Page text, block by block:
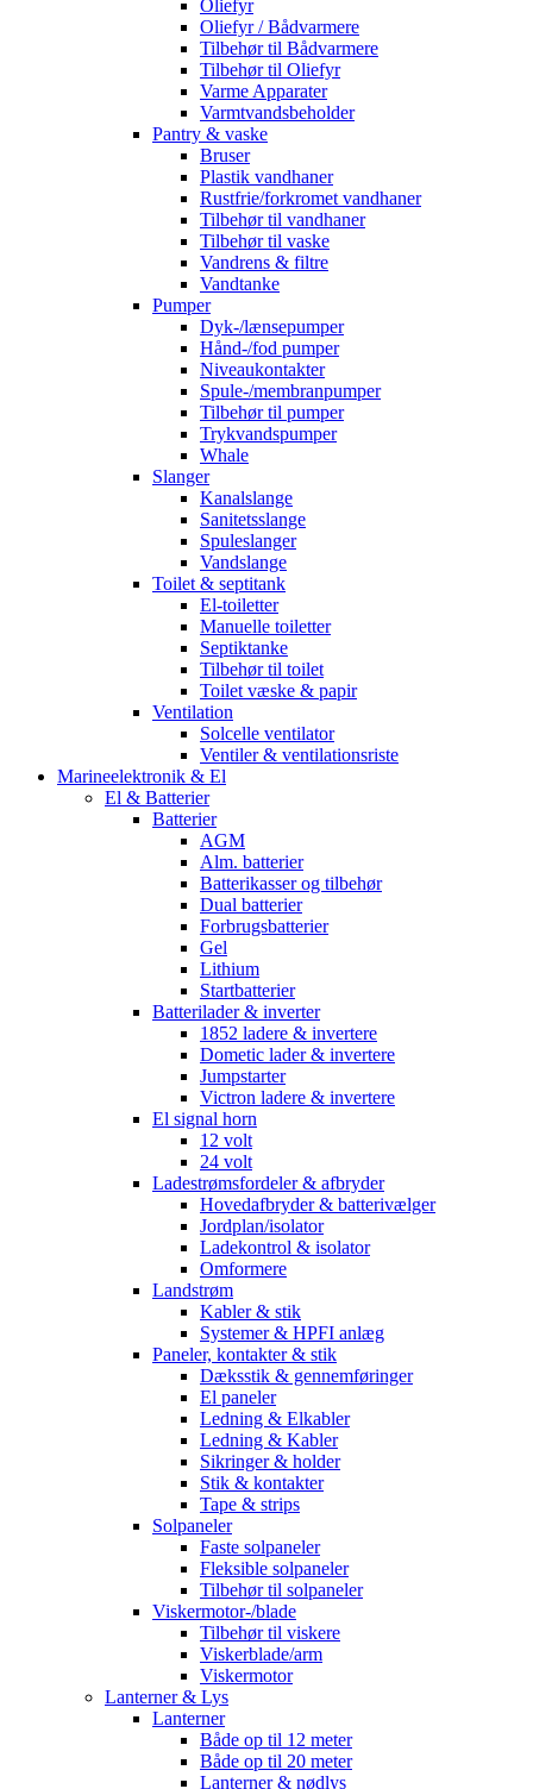
Oliefyr
Oliefyr / Bådvarmere
Tilbehør til Bådvarmere
Tilbehør til Oliefyr
Varme Apparater
Varmtvandsbeholder
Pantry & vaske
Bruser
Plastik vandhaner
Rustfrie/forkromet vandhaner
Tilbehør til vandhaner
Tilbehør til vaske
Vandrens & filtre
Vandtanke
Pumper
Dyk-/lænsepumper
Hånd-/fod pumper
Niveaukontakter
Spule-/membranpumper
Tilbehør til pumper
Trykvandspumper
Whale
Slanger
Kanalslange
Sanitetsslange
Spuleslanger
Vandslange
Toilet & septitank
El-toiletter
Manuelle toiletter
Septiktanke
Tilbehør til toilet
Toilet væske & papir
Ventilation
Solcelle ventilator
Ventiler & ventilationsriste
Marineelektronik & El
El & Batterier
Batterier
AGM
Alm. batterier
Batterikasser og tilbehør
Dual batterier
Forbrugsbatterier
Gel
Lithium
Startbatterier
Batterilader & inverter
1852 ladere & invertere
Dometic lader & invertere
Jumpstarter
Victron ladere & invertere
El signal horn
12 volt
24 volt
Ladestrømsfordeler & afbryder
Hovedafbryder & batterivælger
Jordplan/isolator
Ladekontrol & isolator
Omformere
Landstrøm
Kabler & stik
Systemer & HPFI anlæg
Paneler, kontakter & stik
Dæksstik & gennemføringer
El paneler
Ledning & Elkabler
Ledning & Kabler
Sikringer & holder
Stik & kontakter
Tape & strips
Solpaneler
Faste solpaneler
Fleksible solpaneler
Tilbehør til solpaneler
Viskermotor-/blade
Tilbehør til viskere
Viskerblade/arm
Viskermotor
Lanterner & Lys
Lanterner
Både op til 12 meter
Både op til 20 meter
Lanterner & nødlys